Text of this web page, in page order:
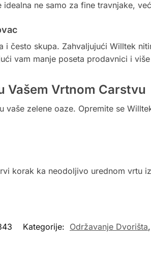
ne samo za fine travnjake,
i često skupa. Zahvaljujući Willtek
vam manje poseta prodavnici i
Vašem Vrtnom Carstvu
vaše zelene oaze. Opremite se
korak ka neodoljivo urednom vrtu
Kategorije: Održavanje Dvorišta,